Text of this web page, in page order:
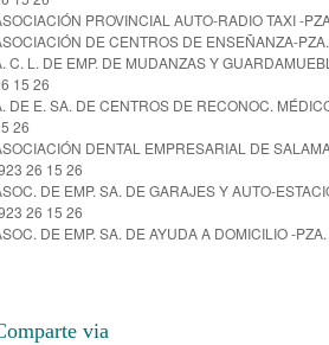
PROVINCIAL AUTO-RADIO TAXI -
DE CENTROS DE ENSEÑANZA-
C. L. DE EMP. DE MUDANZAS Y
15 26
DE E. SA. DE CENTROS DE RECONOC.
26
DENTAL EMPRESARIAL DE
26 15 26
DE EMP. SA. DE GARAJES Y AUTO-
26 15 26
DE EMP. SA. DE AYUDA A DOMICILIO -
via